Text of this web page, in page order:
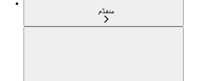
متقدّم